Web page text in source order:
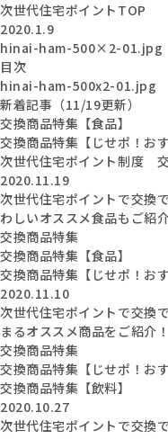
次世代住宅ポイントTOP
2020.1.9
hinai-ham-500×2-01.jpg
目次
hinai-ham-500x2-01.jpg
新着記事（11/19更新）
交換商品特集【食品】
交換商品特集【じせポ！お
次世代住宅ポイント制度
2020.11.19
次世代住宅ポイントで交換
わしいオススメ食品もご紹介
交換商品特集
交換商品特集【食品】
交換商品特集【じせポ！お
2020.11.10
次世代住宅ポイントで交換
まるオススメ商品をご紹介！
交換商品特集
交換商品特集【じせポ！お
交換商品特集【飲料】
2020.10.27
次世代住宅ポイントで交換